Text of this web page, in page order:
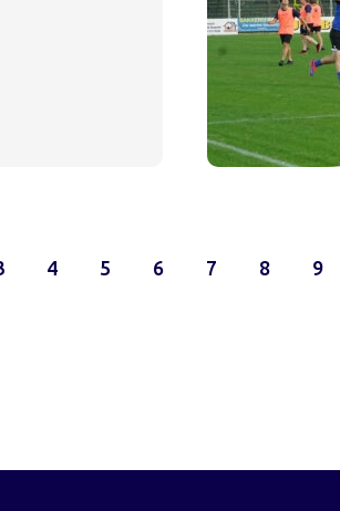
4 5 6 7 8 9